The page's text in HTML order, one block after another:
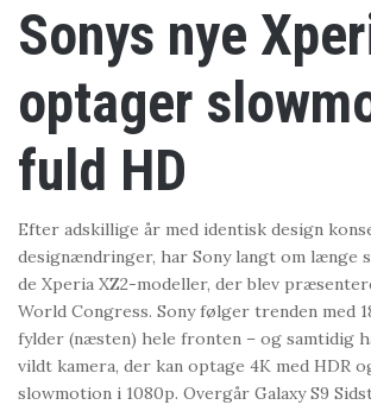
Sonys nye
optager
fuld HD
Efter adskillige år med identisk design
designændringer, har Sony langt om længe
de Xperia XZ2-modeller, der blev
World Congress. Sony følger trenden med
fylder (næsten) hele fronten – og samtidig
vildt kamera, der kan optage 4K med HDR
slowmotion i 1080p. Overgår Galaxy S9